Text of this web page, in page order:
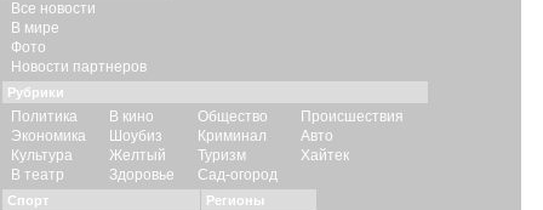
Все новости
В мире
Фото
Новости партнеров
Рубрики
Политика
Экономика
Культура
В театр
В кино
Шоубиз
Желтый
Здоровье
Общество
Криминал
Туризм
Сад-огород
Происшествия
Авто
Хайтек
Спорт Регионы